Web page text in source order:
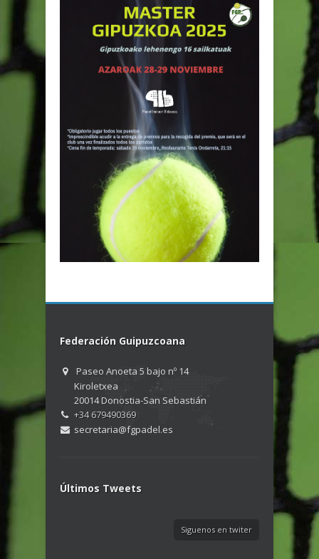
Federación Guipuzcoana
Paseo Anoeta 5 bajo nº 14
Kiroletxea
20014 Donostia-San Sebastián
+34 679490369
secretaria@fgpadel.es
Últimos Tweets
Siguenos en twiter